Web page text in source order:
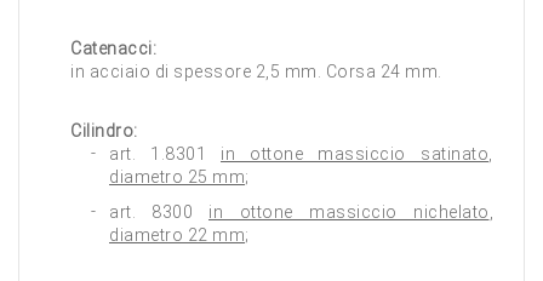
Catenacci:
in acciaio di spessore 2,5 mm. Corsa 24 mm.
Cilindro:
art. 1.8301 in ottone massiccio satinato
diametro 25 mm;
art. 8300 in ottone massiccio nichelato
diametro 22 mm;